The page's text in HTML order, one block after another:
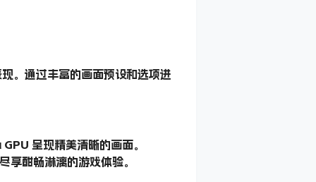
。通过丰富的画面预设和选项进
呈现精美清晰的画面。
酣畅淋漓的游戏体验。